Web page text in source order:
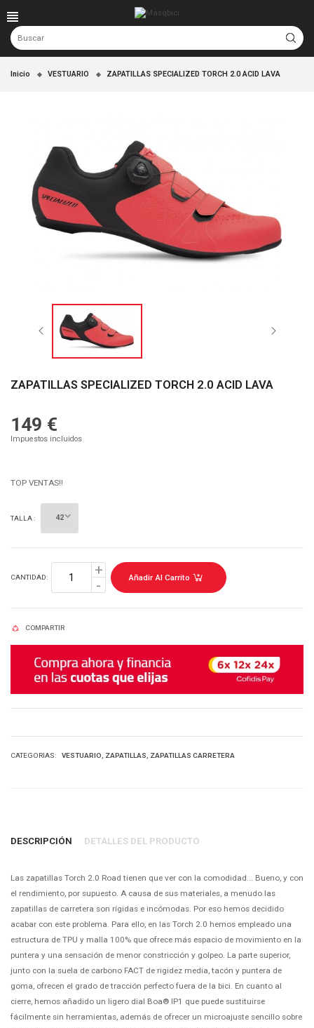
Inicio VESTUARIO ZAPATILLAS SPECIALIZED TORCH 2.0 ACID LAVA
ZAPATILLAS SPECIALIZED TORCH 2.0 ACID LAVA
149 €
Impuestos incluidos
TOP VENTAS!!
TALLA :
CANTIDAD: Añadir Al Carrito
COMPARTIR
CATEGORIAS: VESTUARIO ZAPATILLAS ZAPATILLAS CARRETERA
DESCRIPCIÓN DETALLES DEL PRODUCTO
Las zapatillas Torch 2.0 Road tienen que ver con la comodidad... Bueno, y con
el rendimiento, por supuesto. A causa de sus materiales, a menudo las
zapatillas de carretera son rígidas e incómodas. Por eso hemos decidido
acabar con este problema. Para ello, en las Torch 2.0 hemos empleado una
estructura de TPU y malla 100% que ofrece más espacio de movimiento en la
puntera y una sensación de menor constricción y golpeo. La parte superior,
junto con la suela de carbono FACT de rigidez media, tacón y puntera de
goma, ofrecen el grado de tracción perfecto fuera de la bici. En cuanto al
cierre, hemos añadido un ligero dial Boa® IP1 que puede sustituirse
fácilmente sin herramientas, además de ofrecer un microajuste sencillo sobre